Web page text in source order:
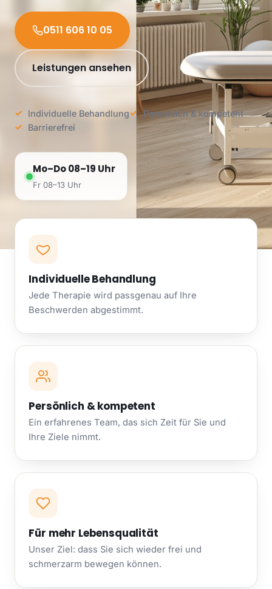
0511 606 10 05
Leistungen ansehen
Individuelle Behandlung
Persönlich & kompetent
Barrierefrei
Mo–Do 08–19 Uhr
Fr 08–13 Uhr
Individuelle Behandlung
Jede Therapie wird passgenau auf Ihre
Beschwerden abgestimmt.
Persönlich & kompetent
Ein erfahrenes Team, das sich Zeit für Sie und
Ihre Ziele nimmt.
Für mehr Lebensqualität
Unser Ziel: dass Sie sich wieder frei und
schmerzarm bewegen können.